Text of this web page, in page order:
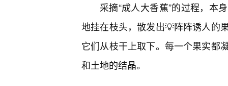
采摘“成人大香蕉”的过程，本
地挂在枝头，散发出💡阵阵诱人的
它们从枝干上取下。每一个果实都
和土地的结晶。